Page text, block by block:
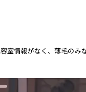
室情報がなく、薄毛の